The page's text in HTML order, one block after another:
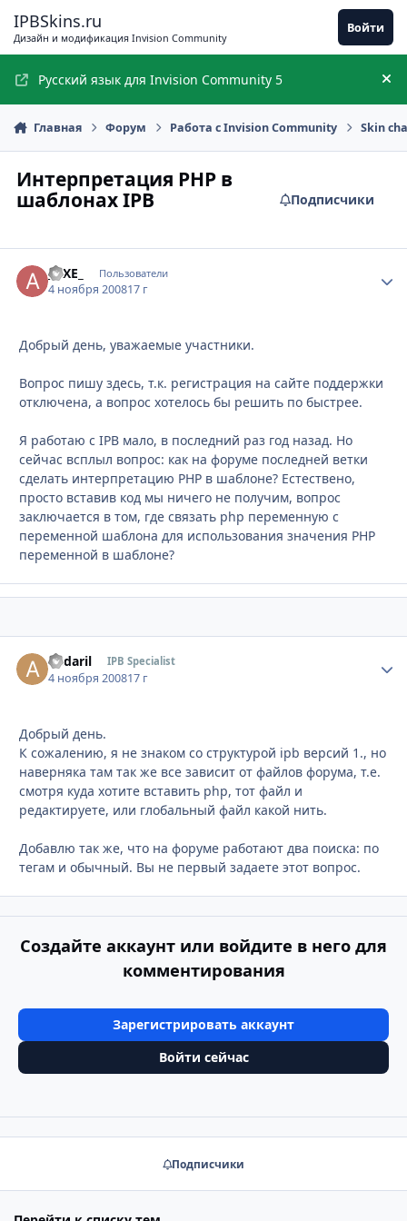
IPBSkins.ru
Дизайн и модификация Invision Community
Войти
Русский язык для Invision Community 5
Главная Форум Работа с Invision Community Skin
Интерпретация PHP в
шаблонах IPB
Подписчики
_AXE_ Пользователи
4 ноября 200817 г
Добрый день, уважаемые участники.
Вопрос пишу здесь, т.к. регистрация на сайте поддержки
отключена, а вопрос хотелось бы решить по быстрее.
Я работаю с IPB мало, в последний раз год назад. Но
сейчас всплыл вопрос: как на форуме последней ветки
сделать интерпретацию PHP в шаблоне? Естествено,
просто вставив код мы ничего не получим, вопрос
заключается в том, где связать php переменную с
переменной шаблона для использования значения PHP
переменной в шаблоне?
andaril IPB Specialist
4 ноября 200817 г
Добрый день.
К сожалению, я не знаком со структурой ipb версий 1., но
наверняка там так же все зависит от файлов форума, т.е.
смотря куда хотите вставить php, тот файл и
редактируете, или глобальный файл какой нить.
Добавлю так же, что на форуме работают два поиска: по
тегам и обычный. Вы не первый задаете этот вопрос.
Создайте аккаунт или войдите в него для
комментирования
Зарегистрировать аккаунт
Войти сейчас
Подписчики